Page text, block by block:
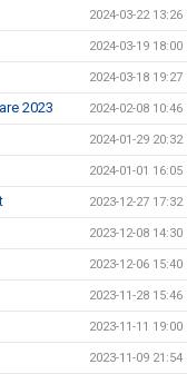
2024-03-22 13:26
2024-03-19 18:00
2024-03-18 19:27
2023 2024-02-08 10:46
2024-01-29 20:32
2024-01-01 16:05
2023-12-27 17:32
2023-12-08 14:30
2023-12-06 15:40
2023-11-28 15:46
2023-11-11 19:00
2023-11-09 21:54